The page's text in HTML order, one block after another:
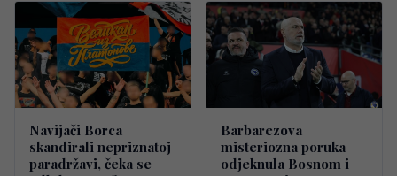
Navijači Borca
skandirali nepriznatoj
paradržavi, čeka se
Barbarezova
misteriozna poruka
odjeknula Bosnom i